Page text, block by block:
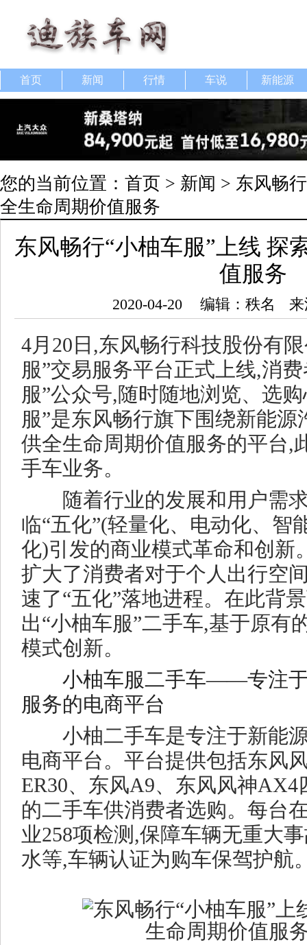
首页 新闻 行情 车说 新能源
您的当前位置： 首页 > 新闻 > 东风畅
全生命周期价值服务
东风畅行“小柚车服”上线 探
值服务
2020-04-20 编辑：秩名
4月20日,东风畅行科技股份有
服”交易服务平台正式上线,消
服”公众号,随时随地浏览、选
服”是东风畅行旗下围绕新能源
供全生命周期价值服务的平台,
手车业务。
随着行业的发展和用户需求
临“五化”(轻量化、电动化、智
化)引发的商业模式革命和创新
扩大了消费者对于个人出行空
速了“五化”落地进程。在此背
出“小柚车服”二手车,基于原有
模式创新。
小柚车服二手车——专注
服务的电商平台
小柚二手车是专注于新能源
电商平台。平台提供包括东风
ER30、东风A9、东风风神AX4
的二手车供消费者选购。每台
业258项检测,保障车辆无重大
水等,车辆认证为购车保驾护航